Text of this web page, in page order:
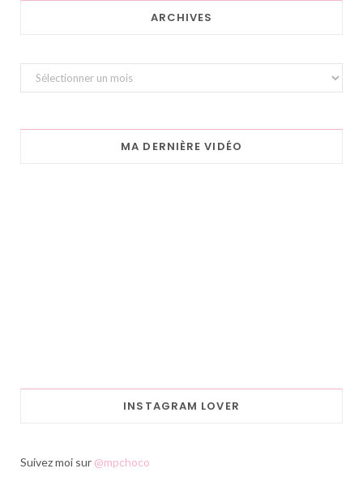
ARCHIVES
Archives
MA DERNIÈRE VIDÉO
INSTAGRAM LOVER
Suivez moi sur @mpchoco